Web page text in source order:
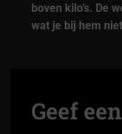
boven kilo’s. De
wat je bij hem
Geef